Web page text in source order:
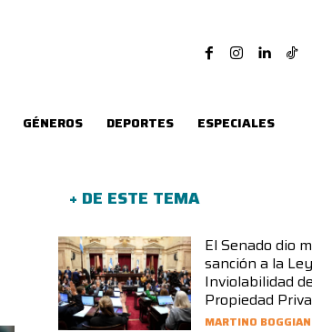
GÉNEROS DEPORTES ESPECIALES
+ DE ESTE TEMA
El Senado dio
sanción a la
Inviolabilidad
Propiedad
MARTINO